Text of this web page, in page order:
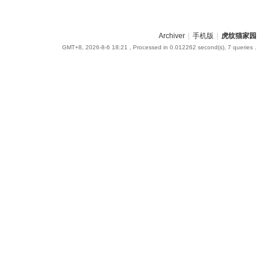
Archiver 手机版 虎纹猫家园
GMT+8, 2026-8-6 18:21 , Processed in 0.012262 second(s), 7 queries .